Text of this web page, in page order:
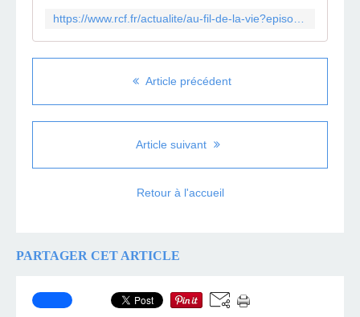
https://www.rcf.fr/actualite/au-fil-de-la-vie?episode=692862
Article précédent
Article suivant
Retour à l'accueil
PARTAGER CET ARTICLE